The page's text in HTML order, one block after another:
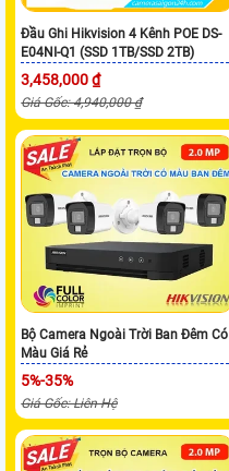
Đầu Ghi Hikvision 4 Kênh POE DS-
E04NI-Q1 (SSD 1TB/SSD 2TB)
3,458,000 ₫
Giá Gốc: 4,940,000 ₫
Bộ Camera Ngoài Trời Ban Đêm Có
Màu Giá Rẻ
5%-35%
Giá Gốc: Liên Hệ